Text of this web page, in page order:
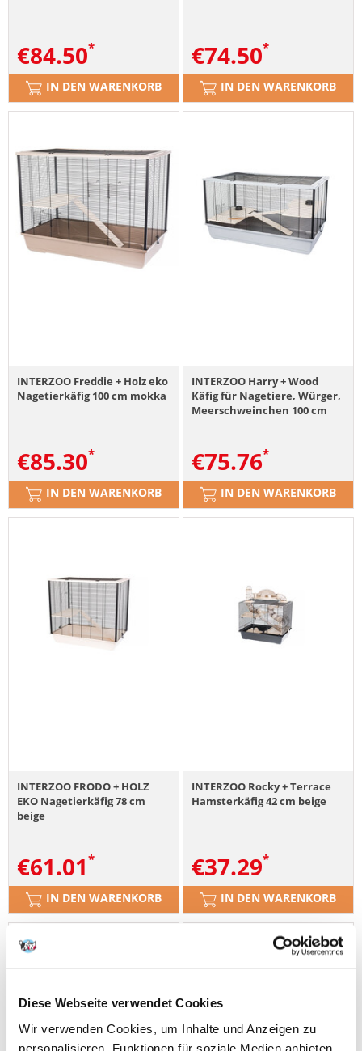
Diese Webseite verwendet Cookies
Wir verwenden Cookies, um Inhalte und Anzeigen zu
personalisieren, Funktionen für soziale Medien anbieten
€84.50
IN DEN WARENKORB
€74.50
IN DEN WARENKORB
INTERZOO Freddie + Holz eko
Nagetierkäfig 100 cm mokka
€85.30
IN DEN WARENKORB
INTERZOO Harry + Wood
Käfig für Nagetiere, Würger,
Meerschweinchen 100 cm
€75.76
IN DEN WARENKORB
INTERZOO FRODO + HOLZ
EKO Nagetierkäfig 78 cm
beige
€61.01
IN DEN WARENKORB
INTERZOO Rocky + Terrace
Hamsterkäfig 42 cm beige
€37.29
IN DEN WARENKORB